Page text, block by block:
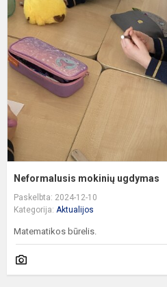
Neformalusis mokinių ugdymas
Paskelbta: 2024-12-10
Kategorija: Aktualijos
Matematikos būrelis.